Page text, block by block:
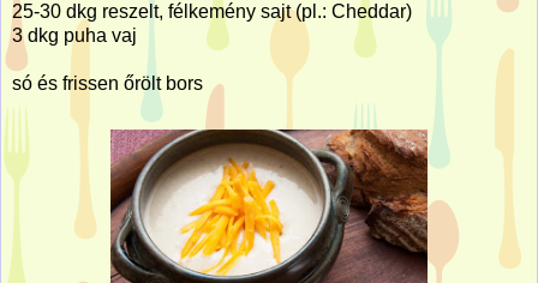
25-30 dkg reszelt, félkemény sajt (pl.: Cheddar)
3 dkg puha vaj
só és frissen őrölt bors